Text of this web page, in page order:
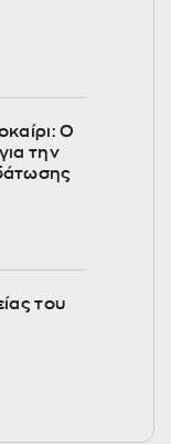
Ο
την
του